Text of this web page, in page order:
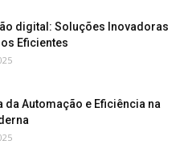
digital: Soluções Inovadoras
Eficientes
da Automação e Eficiência na